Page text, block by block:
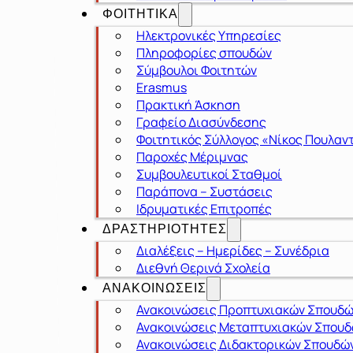
ΦΟΙΤΗΤΙΚΑ
Ηλεκτρονικές Υπηρεσίες
Πληροφορίες σπουδών
Σύμβουλοι Φοιτητών
Erasmus
Πρακτική Άσκηση
Γραφείο Διασύνδεσης
Φοιτητικός Σύλλογος «Νίκος
Παροχές Μέριμνας
Συμβουλευτικοί Σταθμοί
Παράπονα – Συστάσεις
Ιδρυματικές Επιτροπές
ΔΡΑΣΤΗΡΙΟΤΗΤΕΣ
Διαλέξεις – Ημερίδες – Συνέδρια
Διεθνή Θερινά Σχολεία
ΑΝΑΚΟΙΝΩΣΕΙΣ
Ανακοινώσεις Προπτυχιακών
Ανακοινώσεις Μεταπτυχιακών
Ανακοινώσεις Διδακτορικών